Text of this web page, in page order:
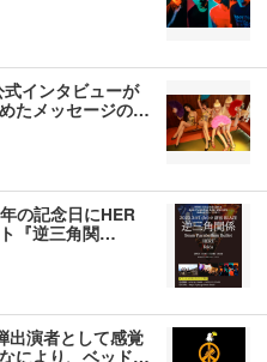
インタビューが
たメッセージの…
の記念日にHER
『逆三角関…
出演者として感覚
により、ベッド…